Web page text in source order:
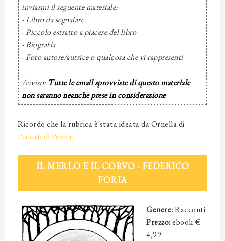
inviarmi il seguente materiale:
- Libro da segnalare
- Piccolo estratto a piacere del libro
- Biografia
- Foto autore/autrice o qualcosa che vi rappresenti
Avviso: Tutte le email sprovviste di questo materiale
non saranno neanche prese in considerazione
Ricordo che la rubrica è stata ideata da Ornella di
Peccati di Penna.
IL MERLO E IL CORVO - FEDERICO
FORIA
Genere:Racconti
Prezzo:ebook €
4,99